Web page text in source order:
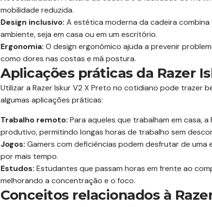
mobilidade reduzida.
Design inclusivo: A estética moderna da cadeira
ambiente, seja em casa ou em um escritório.
Ergonomia: O design ergonômico ajuda a prevenir
como dores nas costas e má postura.
Aplicações práticas da Razer
Utilizar a Razer Iskur V2 X Preto no cotidiano pode trazer
algumas aplicações práticas:
Trabalho remoto: Para aqueles que trabalham em casa,
produtivo, permitindo longas horas de trabalho sem
Jogos: Gamers com deficiências podem desfrutar de
por mais tempo.
Estudos: Estudantes que passam horas em frente ao
melhorando a concentração e o foco.
Conceitos relacionados à